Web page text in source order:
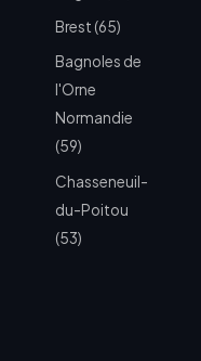
Brest (65)
Bagnoles de
l'Orne
Normandie
(59)
Chasseneuil-
du-Poitou
(53)